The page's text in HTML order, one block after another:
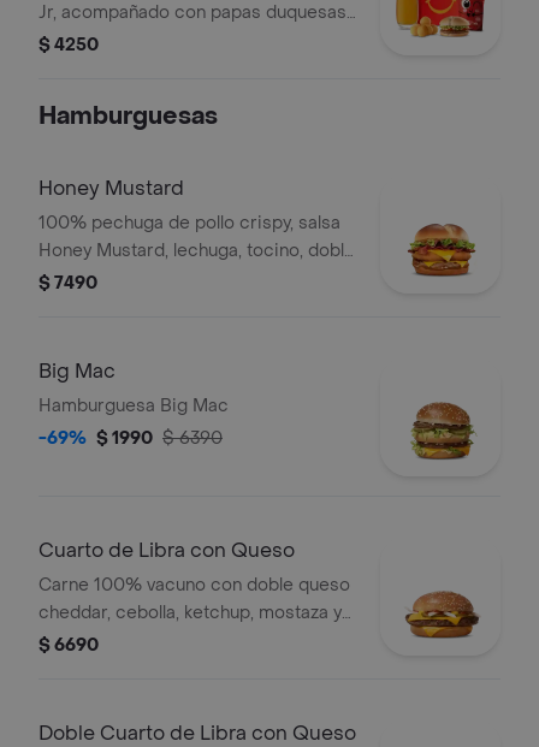
Jr, acompañado con papas duquesas,
puré de manzana y bebida pequeña a
$ 4250
Hamburguesas
Honey Mustard
100% pechuga de pollo crispy, salsa
Honey Mustard, lechuga, tocino, doble
queso cheddar y cebolla grillada en
$ 7490
Big Mac
Hamburguesa Big Mac
-69% $ 1990 $ 6390
Cuarto de Libra con Queso
Carne 100% vacuno con doble queso
cheddar, cebolla, ketchup, mostaza y
pepinillos.
$ 6690
Doble Cuarto de Libra con Queso